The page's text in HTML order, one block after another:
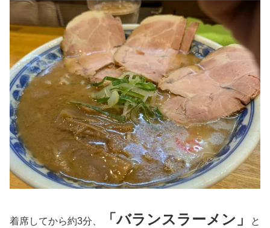
着席してから約3分、 「バランスラーメン」 と